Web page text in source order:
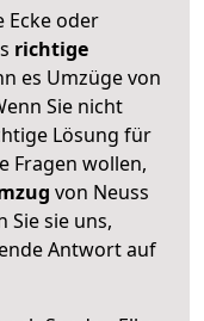
Ecke oder
richtige
es Umzüge von
Sie nicht
Lösung für
Fragen wollen,
von Neuss
Sie sie uns,
Antwort auf